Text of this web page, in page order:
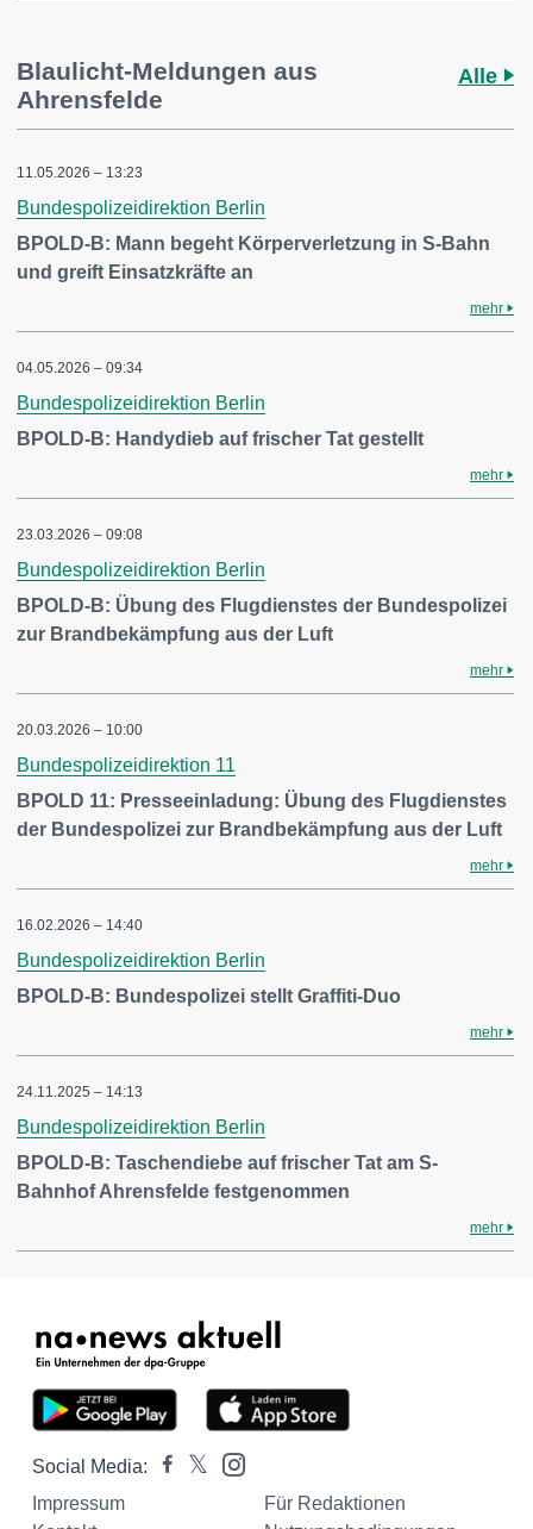
Blaulicht-Meldungen aus
Ahrensfelde
Alle
11.05.2026 – 13:23
Bundespolizeidirektion Berlin
BPOLD-B: Mann begeht Körperverletzung in S-Bahn
und greift Einsatzkräfte an
mehr
04.05.2026 – 09:34
Bundespolizeidirektion Berlin
BPOLD-B: Handydieb auf frischer Tat gestellt
mehr
23.03.2026 – 09:08
Bundespolizeidirektion Berlin
BPOLD-B: Übung des Flugdienstes der Bundespolizei
zur Brandbekämpfung aus der Luft
mehr
20.03.2026 – 10:00
Bundespolizeidirektion 11
BPOLD 11: Presseeinladung: Übung des Flugdienstes
der Bundespolizei zur Brandbekämpfung aus der Luft
mehr
16.02.2026 – 14:40
Bundespolizeidirektion Berlin
BPOLD-B: Bundespolizei stellt Graffiti-Duo
mehr
24.11.2025 – 14:13
Bundespolizeidirektion Berlin
BPOLD-B: Taschendiebe auf frischer Tat am S-
Bahnhof Ahrensfelde festgenommen
mehr
Social Media:
Impressum
Für Redaktionen